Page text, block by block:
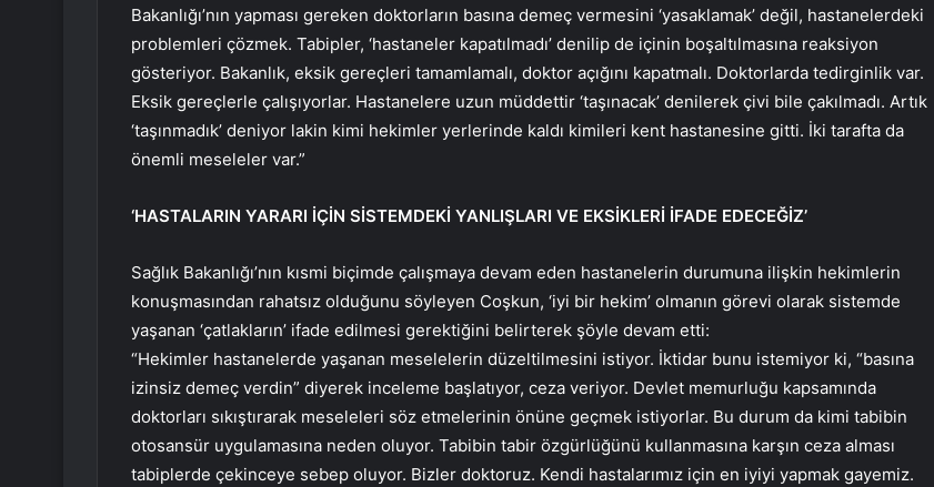
Bakanlığı’nın yapması gereken doktorların basına demeç vermesini ‘yasaklamak’ değil, hastanelerdeki
problemleri çözmek. Tabipler, ‘hastaneler kapatılmadı’ denilip de içinin boşaltılmasına reaksiyon
gösteriyor. Bakanlık, eksik gereçleri tamamlamalı, doktor açığını kapatmalı. Doktorlarda tedirginlik var.
Eksik gereçlerle çalışıyorlar. Hastanelere uzun müddettir ‘taşınacak’ denilerek çivi bile çakılmadı. Artık
‘taşınmadık’ deniyor lakin kimi hekimler yerlerinde kaldı kimileri kent hastanesine gitti. İki tarafta da
önemli meseleler var.”
‘HASTALARIN YARARI İÇİN SİSTEMDEKİ YANLIŞLARI VE EKSİKLERİ İFADE EDECEĞİZ’
Sağlık Bakanlığı’nın kısmi biçimde çalışmaya devam eden hastanelerin durumuna ilişkin hekimlerin
konuşmasından rahatsız olduğunu söyleyen Coşkun, ‘iyi bir hekim’ olmanın görevi olarak sistemde
yaşanan ‘çatlakların’ ifade edilmesi gerektiğini belirterek şöyle devam etti:
“Hekimler hastanelerde yaşanan meselelerin düzeltilmesini istiyor. İktidar bunu istemiyor ki, “basına
izinsiz demeç verdin” diyerek inceleme başlatıyor, ceza veriyor. Devlet memurluğu kapsamında
doktorları sıkıştırarak meseleleri söz etmelerinin önüne geçmek istiyorlar. Bu durum da kimi tabibin
otosansür uygulamasına neden oluyor. Tabibin tabir özgürlüğünü kullanmasına karşın ceza alması
tabiplerde çekinceye sebep oluyor. Bizler doktoruz. Kendi hastalarımız için en iyiyi yapmak gayemiz.